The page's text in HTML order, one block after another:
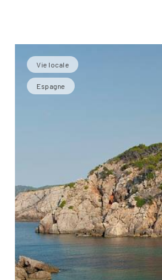
Vie locale
Espagne